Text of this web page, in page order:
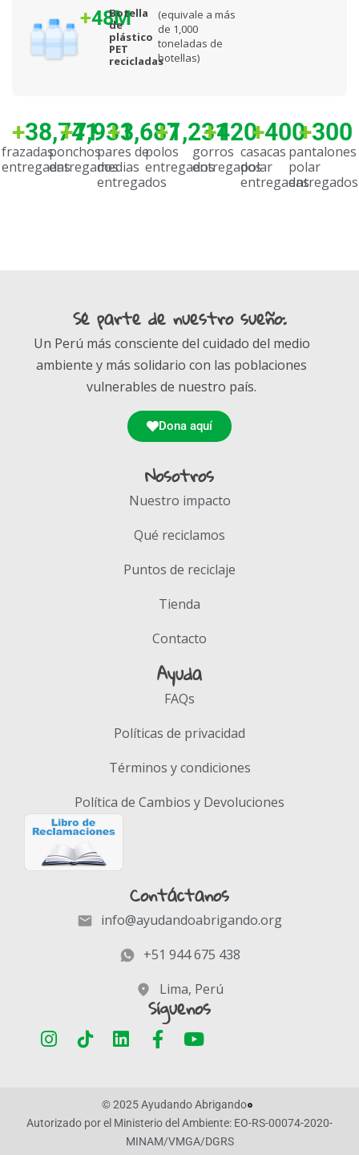
+48M
Botella
de
plástico
PET
recicladas
(equivale a más
de 1,000
toneladas de
botellas)
frazadas
entregadas
+38,741
ponchos
entregados
+7,931
pares de
medias
entregados
+3,687
polos
entregados
+1,231
gorros
entregados
+420
casacas
polar
entregadas
+400
pantalones
polar
entregados
+300
Sé parte de nuestro sueño:
Un Perú más consciente del cuidado del medio
ambiente y más solidario con las poblaciones
vulnerables de nuestro país.
Dona aquí
Nosotros
Nuestro impacto
Qué reciclamos
Puntos de reciclaje
Tienda
Contacto
Ayuda
FAQs
Políticas de privacidad
Términos y condiciones
Política de Cambios y Devoluciones
Contáctanos
info@ayudandoabrigando.org
+51 944 675 438
Lima, Perú
Síguenos
© 2025 Ayudando Abrigando
Autorizado por el Ministerio del Ambiente: EO-RS-00074-2020-
MINAM/VMGA/DGRS